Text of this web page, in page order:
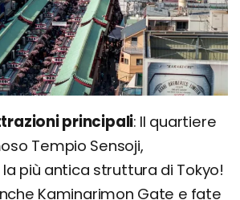
principali Il quartiere
Tempio Sensoji,
più antica struttura di Tokyo!
Kaminarimon Gate e fate